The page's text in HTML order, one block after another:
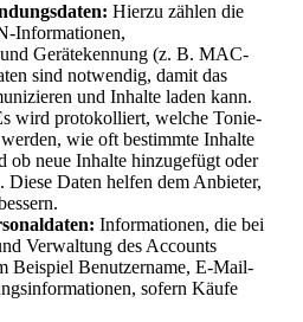
Hierzu zählen die
Informationen,
Gerätekennung (z. B. MAC-
sind notwendig, damit das
und Inhalte laden kann.
wird protokolliert, welche Tonie-
wie oft bestimmte Inhalte
ob neue Inhalte hinzugefügt oder
Diese Daten helfen dem Anbieter,
Informationen, die bei
Verwaltung des Accounts
Beispiel Benutzername, E-Mail-
sofern Käufe